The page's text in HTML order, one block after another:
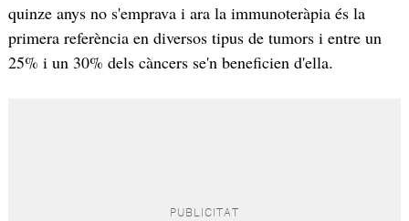
quinze anys no s'emprava i ara la immunoteràpia és la
primera referència en diversos tipus de tumors i entre un
25% i un 30% dels càncers se'n beneficien d'ella.